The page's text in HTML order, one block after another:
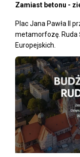
Zamiast betonu -
Plac Jana Pawła II
metamorfozę. Ruda
Europejskich.